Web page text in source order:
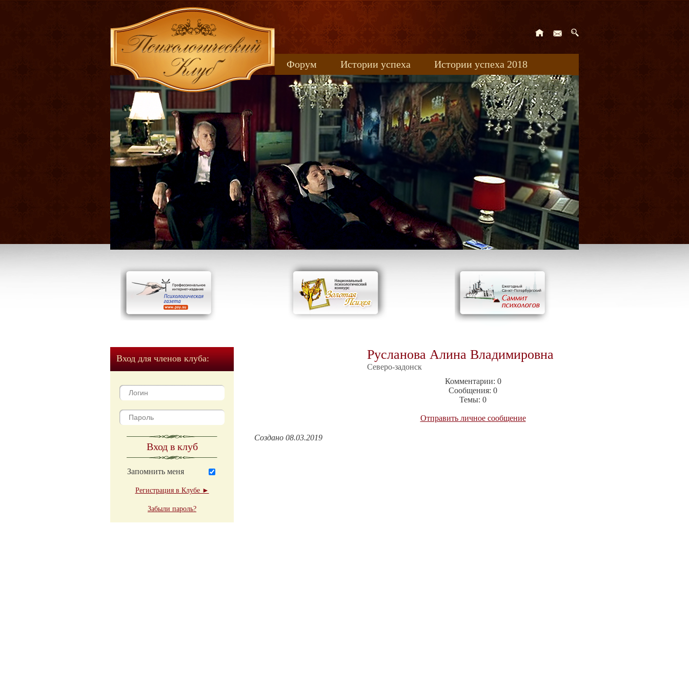
Форум Истории успеха
Истории успеха 2018
Книжные новинки
uspeh_2017
Вход для членов клуба:
Вход в клуб
Запомнить меня
Регистрация в Клубе ►
Забыли пароль?
Русланова Алина Владимировна
Северо-задонск
Комментарии: 0
Сообщения: 0
Темы: 0
Отправить личное сообщение
Создано 08.03.2019